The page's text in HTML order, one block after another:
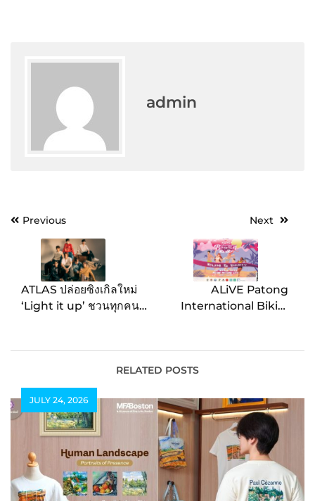
admin
PostPrevious
ATLAS ปล่อยซิงเกิลใหม่
‘Light it up’ ชวนทุกคน
Next
ALiVE Patong
International Bikini
ตอง จังหวัดภูเก็ต
RELATED POSTS
JULY 24, 2026